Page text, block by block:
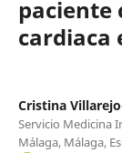
paciente
cardiaca
Cristina
Servicio Medicina
Málaga, Málaga,